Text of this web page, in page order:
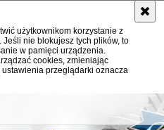
użytkownikom korzystanie z
nie blokujesz tych plików, to
w pamięci urządzenia.
cookies, zmieniając
przeglądarki oznacza